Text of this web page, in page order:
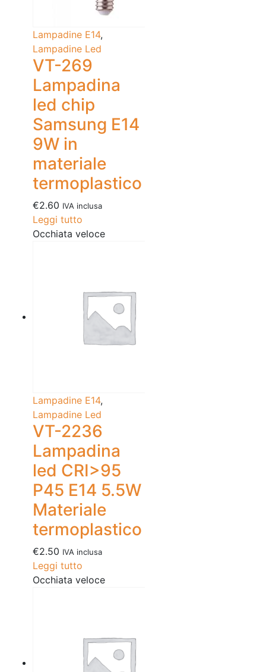
Lampadine E14,
Lampadine Led
VT-269
Lampadina
led chip
Samsung E14
9W in
materiale
termoplastico
€2.60 IVA inclusa
Leggi tutto
Occhiata veloce
Lampadine E14,
Lampadine Led
VT-2236
Lampadina
led CRI>95
P45 E14 5.5W
Materiale
termoplastico
€2.50 IVA inclusa
Leggi tutto
Occhiata veloce